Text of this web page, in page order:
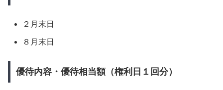
２月末日
８月末日
優待内容・優待相当額（権利日１回分）